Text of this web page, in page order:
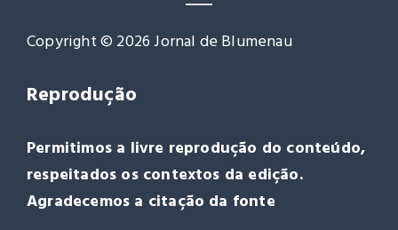
Copyright © 2026 Jornal de Blumenau
Reprodução
Permitimos a livre reprodução do conteúdo,
respeitados os contextos da edição.
Agradecemos a citação da fonte